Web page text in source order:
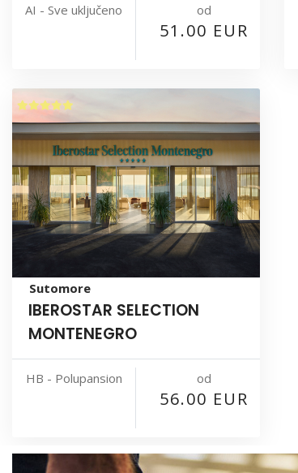
AI - Sve uključeno od
51.00 EUR
Sutomore
IBEROSTAR SELECTION
MONTENEGRO
HB - Polupansion od
56.00 EUR